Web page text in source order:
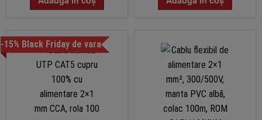
-15% Black Friday de vara